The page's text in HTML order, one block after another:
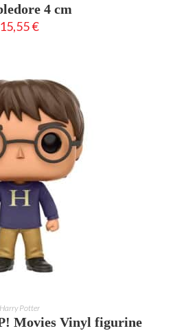
4 cm
15,55€
AU PANIER
Harry Potter
Movies Vinyl figurine